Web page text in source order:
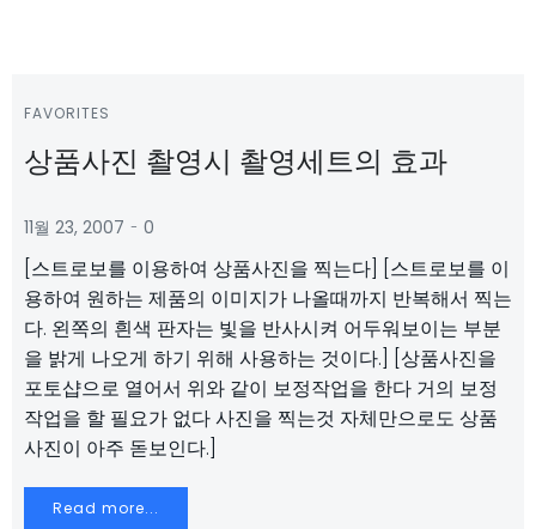
FAVORITES
상품사진 촬영시 촬영세트의 효과
11월 23, 2007 - 0
[스트로보를 이용하여 상품사진을 찍는다] [스트로보를 이
용하여 원하는 제품의 이미지가 나올때까지 반복해서 찍는
다. 왼쪽의 흰색 판자는 빛을 반사시켜 어두워보이는 부분
을 밝게 나오게 하기 위해 사용하는 것이다.] [상품사진을
포토샵으로 열어서 위와 같이 보정작업을 한다 거의 보정
작업을 할 필요가 없다 사진을 찍는것 자체만으로도 상품
사진이 아주 돋보인다.]
Read more...